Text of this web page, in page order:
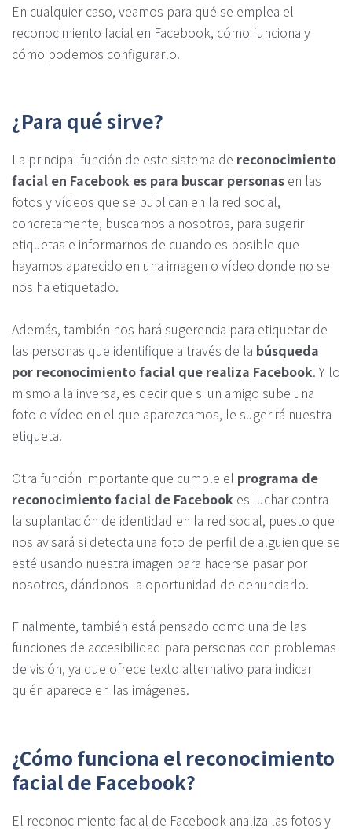
En cualquier caso, veamos para qué se emplea el
reconocimiento facial en Facebook, cómo funciona y
cómo podemos configurarlo.
¿Para qué sirve?
La principal función de este sistema de reconocimiento
facial en Facebook es para buscar personas en las
fotos y vídeos que se publican en la red social,
concretamente, buscarnos a nosotros, para sugerir
etiquetas e informarnos de cuando es posible que
hayamos aparecido en una imagen o vídeo donde no se
nos ha etiquetado.
Además, también nos hará sugerencia para etiquetar de
las personas que identifique a través de la búsqueda
por reconocimiento facial que realiza Facebook. Y lo
mismo a la inversa, es decir que si un amigo sube una
foto o vídeo en el que aparezcamos, le sugerirá nuestra
etiqueta.
Otra función importante que cumple el programa de
reconocimiento facial de Facebook es luchar contra
la suplantación de identidad en la red social, puesto que
nos avisará si detecta una foto de perfil de alguien que se
esté usando nuestra imagen para hacerse pasar por
nosotros, dándonos la oportunidad de denunciarlo.
Finalmente, también está pensado como una de las
funciones de accesibilidad para personas con problemas
de visión, ya que ofrece texto alternativo para indicar
quién aparece en las imágenes.
¿Cómo funciona el reconocimiento
facial de Facebook?
El reconocimiento facial de Facebook analiza las fotos y